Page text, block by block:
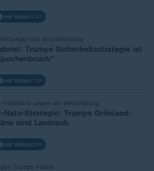
mit Video3:43
der Atlantikbrücke
Trumps Sicherheitsstrategie ist
mit Video7:14
Präsident gegen die Weltordnung
Nato-Strategin: Trumps Grönland-
sind Landraub
mit Video4:46
Trumps Politik